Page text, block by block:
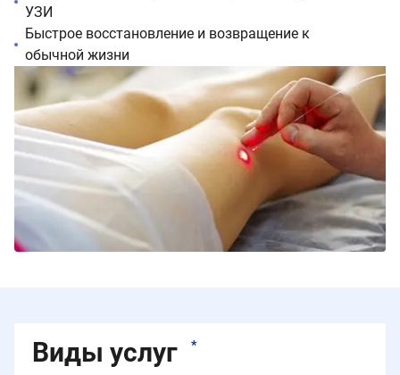
УЗИ
Быстрое восстановление и возвращение к
обычной жизни
Виды услуг *